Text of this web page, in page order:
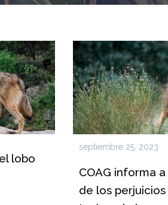
lobo
septiembre 25, 2023
COAG informa
de los